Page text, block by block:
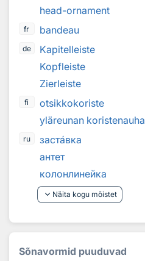
head-ornament
fr bandeau
de
Kapitelleiste
Kopfleiste
Zierleiste
fi
otsikkokoriste
yläreunan koristenauha
ru заставка
антет
колонлинейка
keyboard_arrow_down Näita kogu mõistet
Sõnavormid puuduvad